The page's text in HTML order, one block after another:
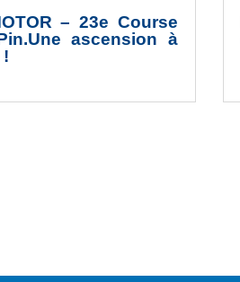
– 23e Course
ascension à